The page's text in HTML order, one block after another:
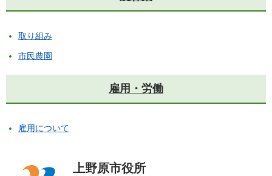
取り組み
市民農園
雇用・労働
雇用について
上野原市役所